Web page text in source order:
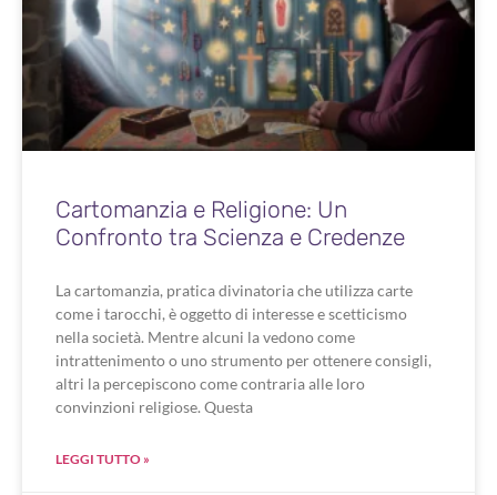
Cartomanzia e Religione: Un
Confronto tra Scienza e Credenze
La cartomanzia, pratica divinatoria che utilizza carte
come i tarocchi, è oggetto di interesse e scetticismo
nella società. Mentre alcuni la vedono come
intrattenimento o uno strumento per ottenere consigli,
altri la percepiscono come contraria alle loro
convinzioni religiose. Questa
LEGGI TUTTO »